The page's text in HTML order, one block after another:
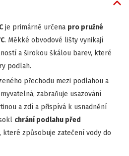
je primárně určena pro pružné
. Měkké obvodové lišty vynikají
a širokou škálou barev, které
podlah.
přechodu mezi podlahou a
zabraňuje usazování
a zdí a přispívá k usnadnění
chrání podlahu před
, které způsobuje zatečení vody do